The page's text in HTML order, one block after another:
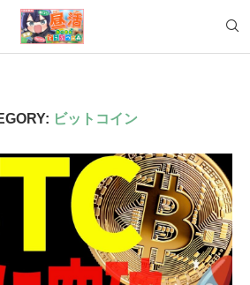
ビットコイン